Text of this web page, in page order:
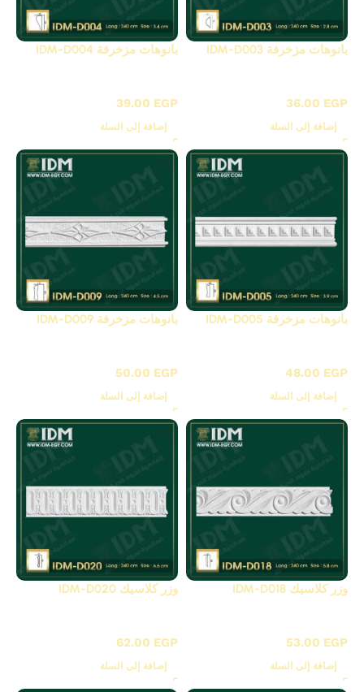
بانوهات مزخرفة IDM-D003
36.00 EGP
إضافة إلى السلة
بانوهات مزخرفة IDM-D004
39.00 EGP
إضافة إلى السلة
بانوهات مزخرفة IDM-D005
48.00 EGP
إضافة إلى السلة
بانوهات مزخرفة IDM-D009
50.00 EGP
إضافة إلى السلة
وزر كلاسيك IDM-D018
53.00 EGP
إضافة إلى السلة
وزر كلاسيك IDM-D020
62.00 EGP
إضافة إلى السلة